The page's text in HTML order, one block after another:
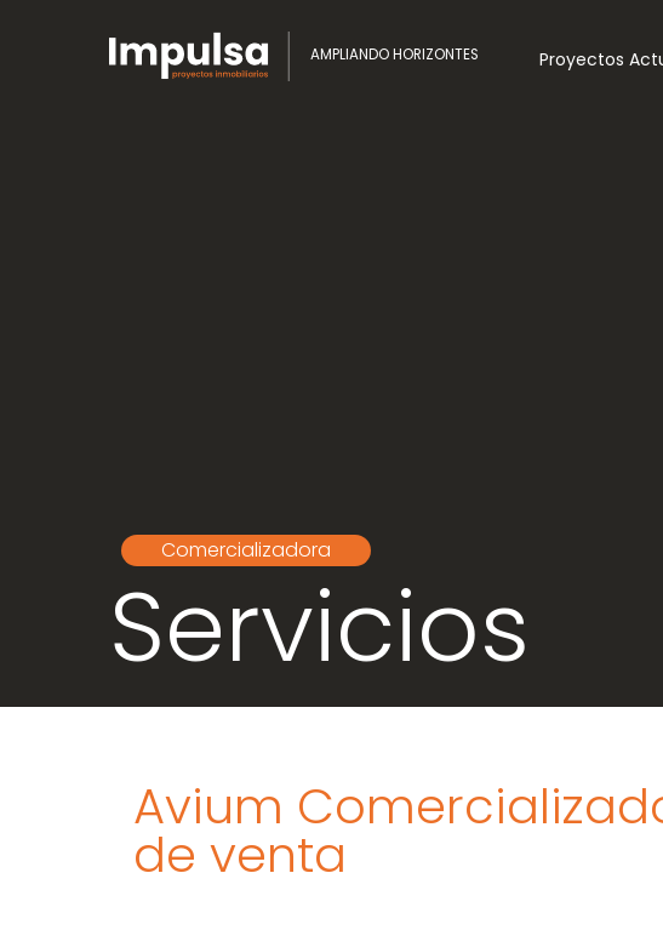
AMPLIANDO HORIZONTES Proyectos
Comercializadora
Servicios
Avium
de venta